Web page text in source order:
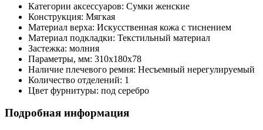
Категории аксессуаров: Сумки женские
Конструкция: Мягкая
Материал верха: Искусственная кожа с тиснением
Материал подкладки: Текстильный материал
Застежка: молния
Параметры, мм: 310х180х78
Наличие плечевого ремня: Несъемный нерегулируемый
Количество отделений: 1
Цвет фурнитуры: под серебро
Подробная информация